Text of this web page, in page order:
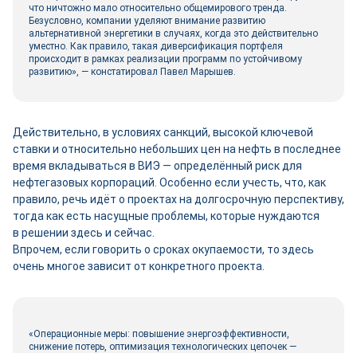
что ничтожно мало относительно общемирового тренда.
Безусловно, компании уделяют внимание развитию
альтернативной энергетики в случаях, когда это действительно
уместно. Как правило, такая диверсификация портфеля
происходит в рамках реализации программ по устойчивому
развитию», — констатировал Павел Марышев.
Действительно, в условиях санкций, высокой ключевой
ставки и относительно небольших цен на нефть в последнее
время вкладываться в ВИЭ — определённый риск для
нефтегазовых корпораций. Особенно если учесть, что, как
правило, речь идёт о проектах на долгосрочную перспективу,
тогда как есть насущные проблемы, которые нуждаются
в решении здесь и сейчас.
Впрочем, если говорить о сроках окупаемости, то здесь
очень многое зависит от конкретного проекта.
«Операционные меры: повышение энергоэффективности,
снижение потерь, оптимизация технологических цепочек —